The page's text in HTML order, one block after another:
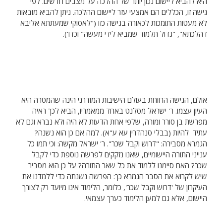
גישה זו, הכללים הם אמצעי עזר ליישום ההלכה. ניתן להביא מובאות
לא מעטות התומכות לכאורה בגישה כזו ("לאסוקי שמעתתא אליבא
דהלכתא", "גדול תלמוד שמביא לידי מעשה" וכדו').
אולם, הגישה הרווחת בעולם הישיבות המודרני הינה שהמטרה היא
העיון עצמו. ר' ישראל מסלנט באחד ממאמריו, הביא לכך ראיה
מפרשת בן סורר ומורה, שלפי אחת הדעות לא היה ולא נברא וגם לא
עתיד להיות (בבלי סנהדרין עא ע"א). למה אם כן הוא נשנה?
הגמרא מסבירה: "דרוש וקבל שכר". ר' ישראל מקשה: וכי תמו כל
ענייני התורה היישומיים, שאנו נזקקים לפרשה נוספת כדי לקבל
שכר? האם סיימנו ללמוד את כל שאר התורה? על כן הוא מסביר
שיש לקרוא את הסבר הגמרא כך: הפרשה נשנתה כדי ללמדנו את
העיקרון של 'דרוש וקבל שכר', כלומר, הלימוד אינו מיועד רק לצורך
היישום, אלא גם למען הלימוד כערך עצמאי.